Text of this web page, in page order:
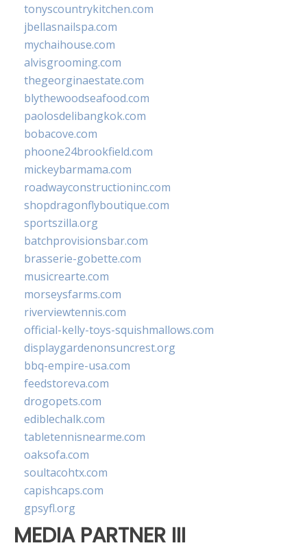
tonyscountrykitchen.com
jbellasnailspa.com
mychaihouse.com
alvisgrooming.com
thegeorginaestate.com
blythewoodseafood.com
paolosdelibangkok.com
bobacove.com
phoone24brookfield.com
mickeybarmama.com
roadwayconstructioninc.com
shopdragonflyboutique.com
sportszilla.org
batchprovisionsbar.com
brasserie-gobette.com
musicrearte.com
morseysfarms.com
riverviewtennis.com
official-kelly-toys-squishmallows.com
displaygardenonsuncrest.org
bbq-empire-usa.com
feedstoreva.com
drogopets.com
ediblechalk.com
tabletennisnearme.com
oaksofa.com
soultacohtx.com
capishcaps.com
gpsyfl.org
MEDIA PARTNER III